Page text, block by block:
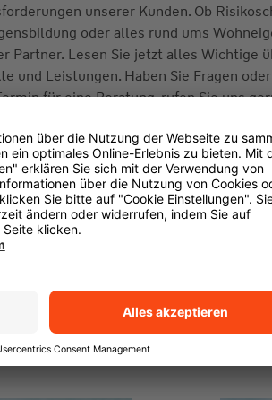
unserer Kunden. Ob
oder alles rund ums
Partner. Lesen Sie jetzt alles Wichtige
und Leistungen. Haben Sie Fragen
für eine Beratung, rufen Sie uns
Dexheimer
Kodex
93 kB)